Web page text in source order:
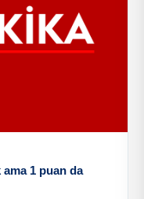
ama 1 puan da